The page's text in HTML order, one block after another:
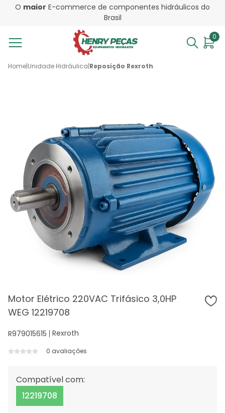
O maior E-commerce de componentes hidráulicos do
Brasil
0
Home|Unidade Hidráulica|Reposição Rexroth
Motor Elétrico 220VAC Trifásico 3,0HP
WEG 12219708
R979015615 Rexroth
0 avaliações
Compatível com:
12219708